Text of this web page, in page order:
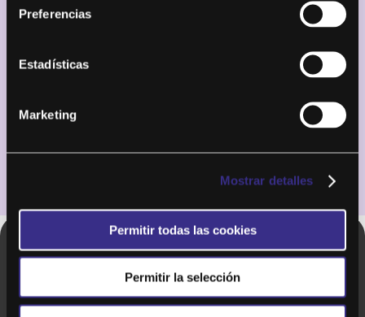
Preferencias
Estadísticas
Marketing
Mostrar detalles
Permitir todas las cookies
Permitir la selección
Copyright © 2020. Todos los derechos
reservados